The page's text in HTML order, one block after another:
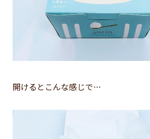
開けるとこんな感じで…